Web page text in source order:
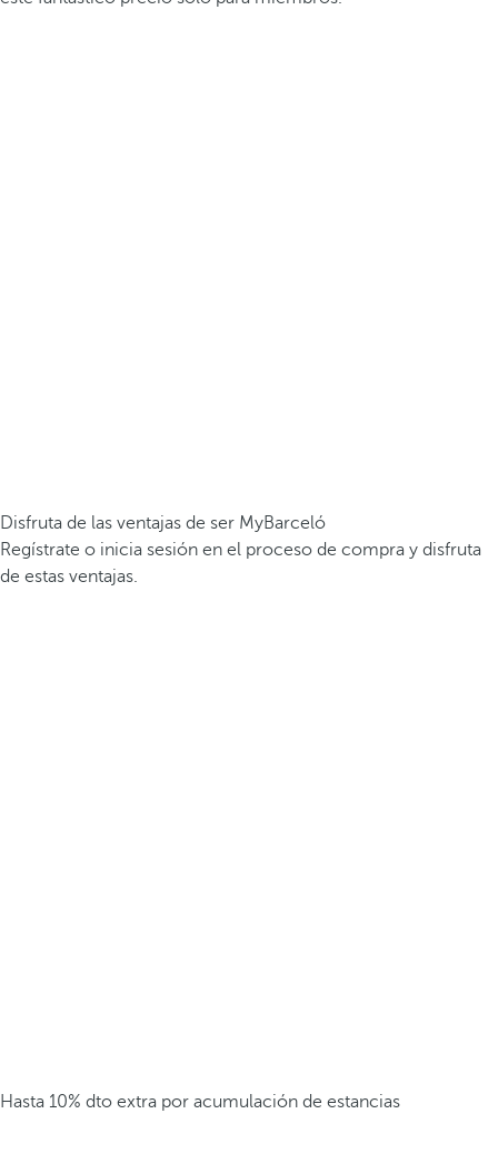
Disfruta de las ventajas de ser MyBarceló
Regístrate o inicia sesión en el proceso de compra y disfruta
de estas ventajas.
Hasta 10% dto extra por acumulación de estancias